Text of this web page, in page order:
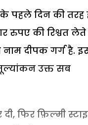
पहले दिन की तरह
रुपए की रिश्वत लेते
नाम दीपक गर्ग है.
उक्त सब
फिर फ़िल्मी